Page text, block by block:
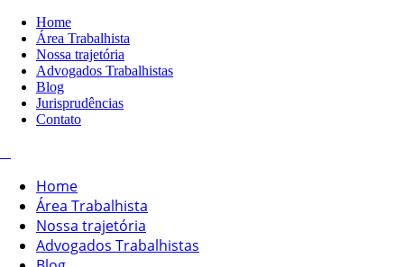
Home
Área Trabalhista
Nossa trajetória
Advogados Trabalhistas
Blog
Jurisprudências
Contato
Home
Área Trabalhista
Nossa trajetória
Advogados Trabalhistas